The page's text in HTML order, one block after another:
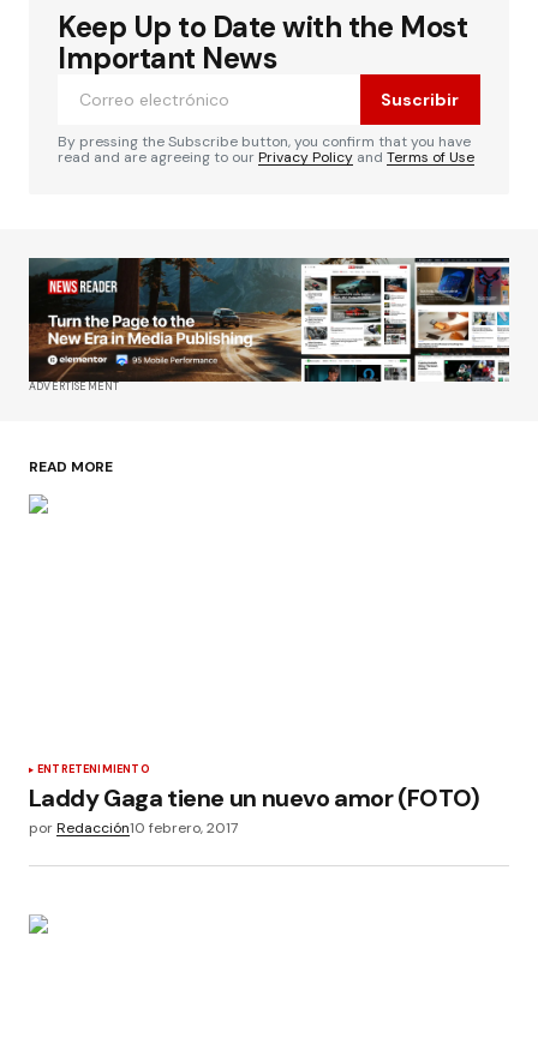
Keep Up to Date with the Most
Important News
Suscribir
By pressing the Subscribe button, you confirm that you have
read and are agreeing to ourPrivacy Policy and Terms of Use
ADVERTISEMENT
READ MORE
ENTRETENIMIENTO
Laddy Gaga tiene un nuevo amor (FOTO)
porRedacción10 febrero, 2017